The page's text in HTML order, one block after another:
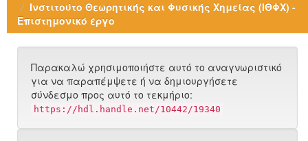
Ινστιτούτο Θεωρητικής και Φυσικής Χημείας (ΙΘΦΧ) -
Επιστημονικό έργο
Παρακαλώ χρησιμοποιήστε αυτό το αναγνωριστικό
για να παραπέμψετε ή να δημιουργήσετε
σύνδεσμο προς αυτό το τεκμήριο:
https://hdl.handle.net/10442/19340